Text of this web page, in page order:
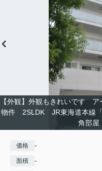
【外観】外観もきれいです
物件 2SLDK JR東海道本線
角部
価格 -
面積 -